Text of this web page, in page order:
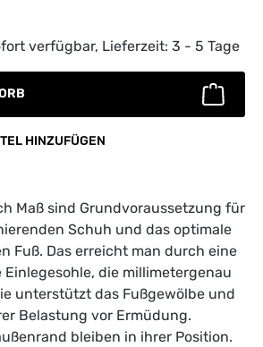
Gib den gewünschten
verfügbar, Lieferzeit: 3 - 5 Tage
HINZUFÜGEN
Maß sind Grundvoraussetzung für
Schuh und das optimale
Fuß. Das erreicht man durch eine
die millimetergenau
unterstützt das Fußgewölbe und
Belastung vor Ermüdung.
bleiben in ihrer Position.